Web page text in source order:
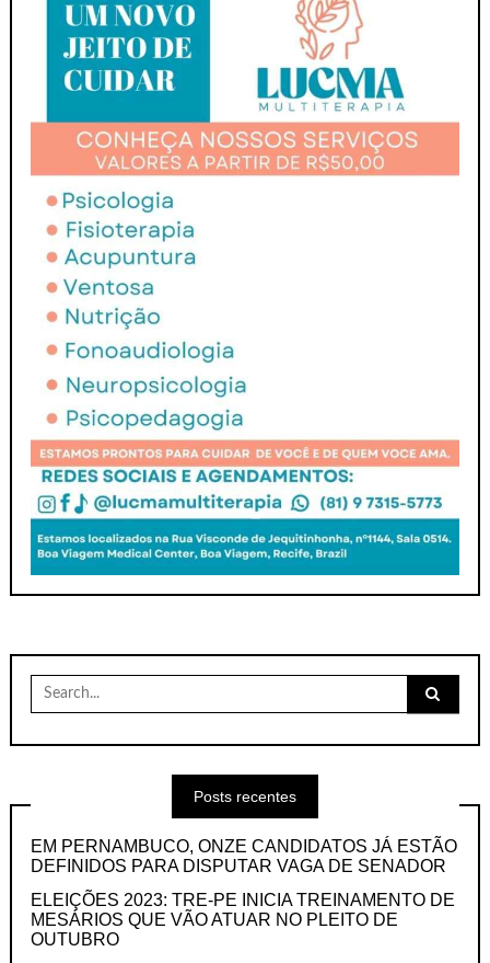
Search
for:
Posts recentes
EM PERNAMBUCO, ONZE CANDIDATOS JÁ ESTÃO
DEFINIDOS PARA DISPUTAR VAGA DE SENADOR
ELEIÇÕES 2023: TRE-PE INICIA TREINAMENTO DE
MESÁRIOS QUE VÃO ATUAR NO PLEITO DE
OUTUBRO